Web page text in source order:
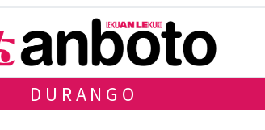
DURANGO